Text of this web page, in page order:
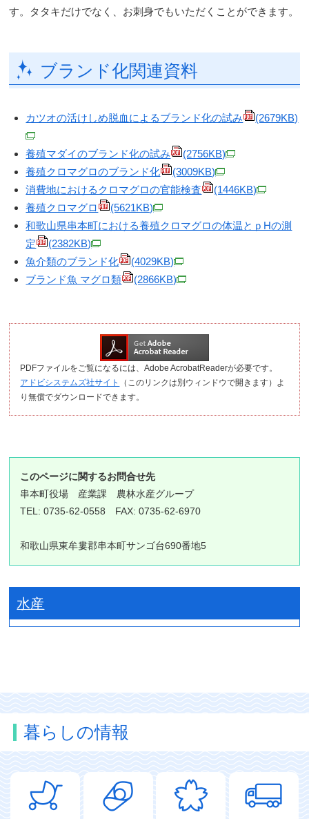
す。タタキだけでなく、お刺身でもいただくことができます。
ブランド化関連資料
カツオの活けしめ脱血によるブランド化の試み (2679KB)
養殖マダイのブランド化の試み
(2756KB)
養殖クロマグロのブランド化
(3009KB)
消費地におけるクロマグロの官能検査
(1446KB)
養殖クロマグロ
(5621KB)
和歌山県串本町における養殖クロマグロの体温とｐHの測
定
(2382KB)
魚介類のブランド化
(4029KB)
ブランド魚 マグロ類
(2866KB)
PDFファイルをご覧になるには、Adobe AcrobatReaderが必要です。
アドビシステムズ社サイト
（このリンクは別ウィンドウで開きます）よ
り無償でダウンロードできます。
このページに関するお問合せ先
串本町役場 産業課 農林水産グループ
TEL: 0735-62-0558 FAX: 0735-62-6970
和歌山県東牟婁郡串本町サンゴ台690番地5
水産
暮らしの情報